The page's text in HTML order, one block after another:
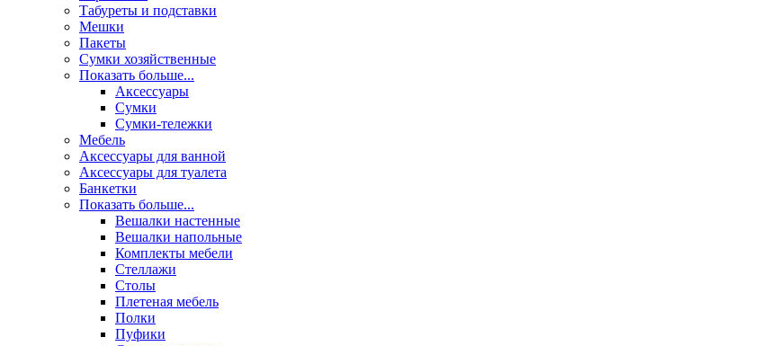
Табуреты и подставки
Мешки
Пакеты
Сумки хозяйственные
Показать больше...
Аксессуары
Сумки
Сумки-тележки
Мебель
Аксессуары для ванной
Аксессуары для туалета
Банкетки
Показать больше...
Вешалки настенные
Вешалки напольные
Комплекты мебели
Стеллажи
Столы
Плетеная мебель
Полки
Пуфики